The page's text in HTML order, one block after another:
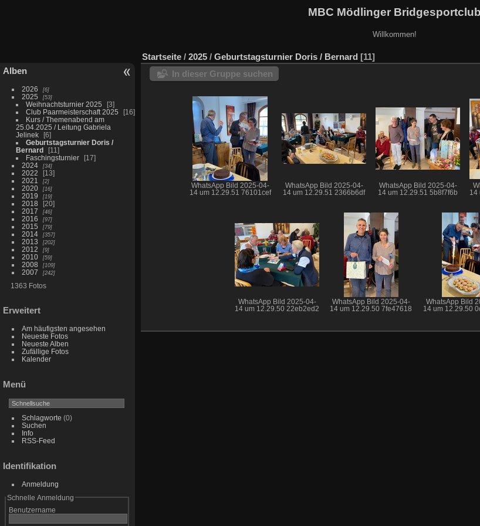
MBC Mödlinger Bridgesportclub
Willkommen!
Alben
2026 6
2025 53
Weihnachtsturnier 2025
3
Club Paarmeisterschaft 2025
16
Kurs / Themenabend am
25.04.2025 / Leitung Gabriela
Jelinek
6
Geburtstagsturnier Doris /
Bernard
11
Faschingsturnier
17
2024
34
2022
13
2021
2
2020 16
2019 19
2018
20
2017
46
2016 97
2015 79
2014 357
2013 202
2012 9
2010 59
2008 109
2007 242
1363 Fotos
Erweitert
Am häufigsten angesehen
Neueste Fotos
Neueste Alben
Zufällige Fotos
Kalender
Menü
Schlagworte (0)
Suchen
Info
RSS-Feed
Identifikation
Anmeldung
Schnelle Anmeldung
Benutzername
Startseite / 2025 / Geburtstagsturnier Doris / Bernard
11
In dieser Gruppe suchen
WhatsApp Bild 2025-04-
14 um 12.29.51 76101cef
WhatsApp Bild 2025-04-
14 um 12.29.51 2366b6df
WhatsApp Bild 2025-04-
14 um 12.29.51 5b8f7f6b
14
WhatsApp Bild 2025-04-
14 um 12.29.50 22eb2ed2
WhatsApp Bild 2025-04-
14 um 12.29.50 7fe47618
WhatsApp Bild
14 um 12.29.50